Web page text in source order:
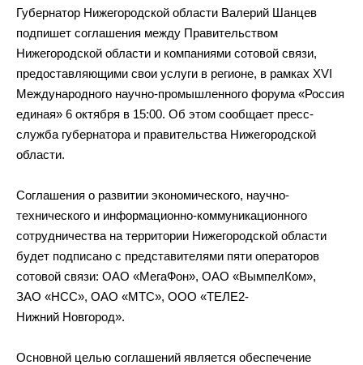
Губернатор Нижегородской области Валерий Шанцев
подпишет соглашения между Правительством
Нижегородской области и компаниями сотовой связи,
предоставляющими свои услуги в регионе, в рамках XVI
Международного научно-промышленного форума «Россия
единая» 6 октября в 15:00. Об этом сообщает пресс-
служба губернатора и правительства Нижегородской
области.
Соглашения о развитии экономического, научно-
технического и информационно-коммуникационного
сотрудничества на территории Нижегородской области
будет подписано с представителями пяти операторов
сотовой связи: ОАО «МегаФон», ОАО «ВымпелКом»,
ЗАО «НСС», ОАО «МТС», ООО «ТЕЛЕ2-
Нижний Новгород».
Основной целью соглашений является обеспечение